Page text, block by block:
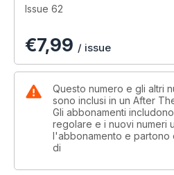
Issue 62
€7,99 / issue
Questo numero e gli altri
sono inclusi in un After
Gli abbonamenti
regolare e i nuovi numeri
l'abbonamento e partono
di